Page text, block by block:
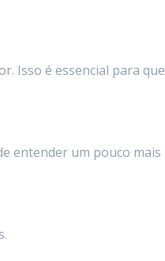
Isso é essencial para que
entender um pouco mais